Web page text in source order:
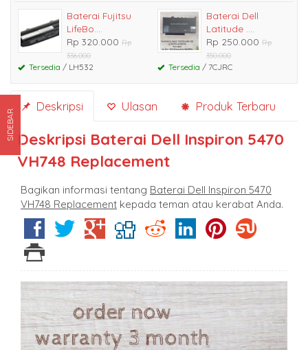
Baterai Fujitsu
LifeBo....
Rp 320.000 Rp
336.000
Tersedia / LH532
Baterai Dell
Latitude ....
Rp 250.000 Rp
350.000
Tersedia / 7CJRC
Deskripsi Ulasan Produk Terbaru
Deskripsi Baterai Dell Inspiron 5470
VH748 Replacement
Bagikan informasi tentang Baterai Dell Inspiron 5470
VH748 Replacement kepada teman atau kerabat Anda.
SIDEBAR